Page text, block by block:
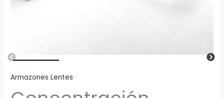
Armazones Lentes